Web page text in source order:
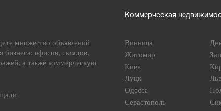
множество объявлений
бизнеса: офисов, складов,
а также коммерческую
Коммерческая
Винница
Житомир
Киев
Луцк
Одесса
Севастополь